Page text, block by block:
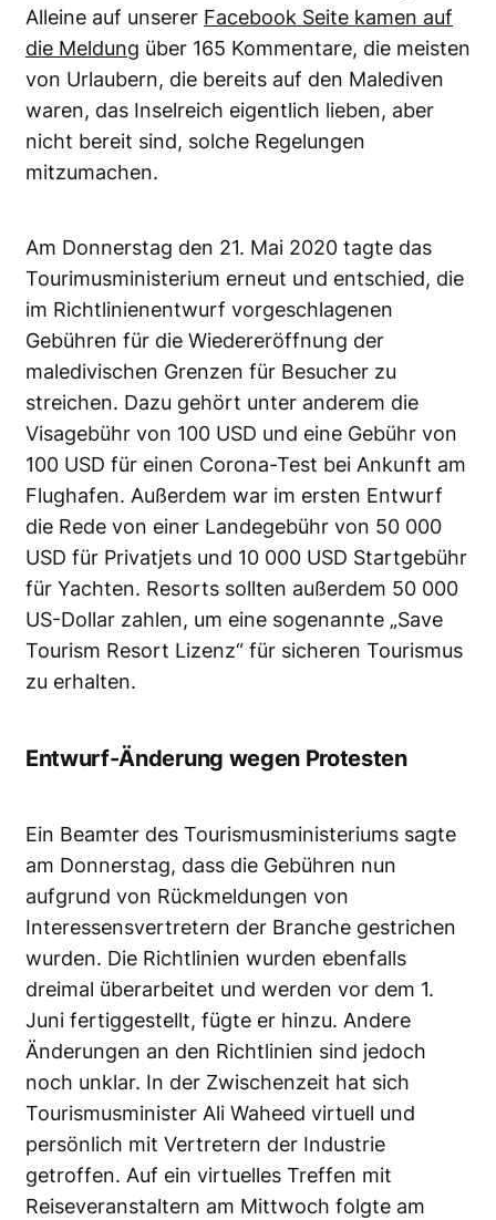
Alleine auf unserer Facebook Seite kamen auf
die Meldung über 165 Kommentare, die meisten
von Urlaubern, die bereits auf den Malediven
waren, das Inselreich eigentlich lieben, aber
nicht bereit sind, solche Regelungen
mitzumachen.
Am Donnerstag den 21. Mai 2020 tagte das
Tourimusministerium erneut und entschied, die
im Richtlinienentwurf vorgeschlagenen
Gebühren für die Wiedereröffnung der
maledivischen Grenzen für Besucher zu
streichen. Dazu gehört unter anderem die
Visagebühr von 100 USD und eine Gebühr von
100 USD für einen Corona-Test bei Ankunft am
Flughafen. Außerdem war im ersten Entwurf
die Rede von einer Landegebühr von 50 000
USD für Privatjets und 10 000 USD Startgebühr
für Yachten. Resorts sollten außerdem 50 000
US-Dollar zahlen, um eine sogenannte „Save
Tourism Resort Lizenz“ für sicheren Tourismus
zu erhalten.
Entwurf-Änderung wegen Protesten
Ein Beamter des Tourismusministeriums sagte
am Donnerstag, dass die Gebühren nun
aufgrund von Rückmeldungen von
Interessensvertretern der Branche gestrichen
wurden. Die Richtlinien wurden ebenfalls
dreimal überarbeitet und werden vor dem 1.
Juni fertiggestellt, fügte er hinzu. Andere
Änderungen an den Richtlinien sind jedoch
noch unklar. In der Zwischenzeit hat sich
Tourismusminister Ali Waheed virtuell und
persönlich mit Vertretern der Industrie
getroffen. Auf ein virtuelles Treffen mit
Reiseveranstaltern am Mittwoch folgte am